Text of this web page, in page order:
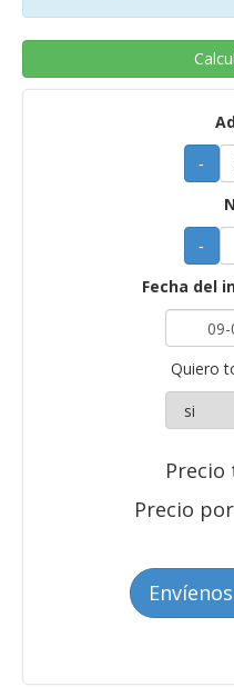
-
-
Fecha del
Quiero
Precio
Precio